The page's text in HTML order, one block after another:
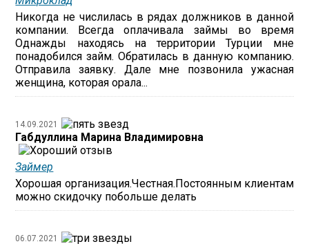
Никогда не числилась в рядах должников в данной
компании. Всегда оплачивала займы во время
Однажды находясь на территории Турции мне
понадобился займ. Обратилась в данную компанию.
Отправила заявку. Дале мне позвонила ужасная
женщина, которая орала...
14.09.2021
Габдуллина Марина Владимировна
Займер
Хорошая организация.Честная.Постоянным клиентам
можно скидочку побольше делать
06.07.2021